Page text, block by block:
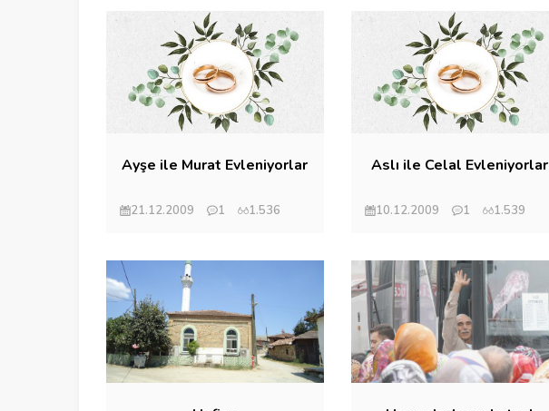
Ayşe ile Murat Evleniyorlar
21.12.2009 1
1.536
Aslı ile Celal Evleniyorlar
10.12.2009 1
1.539